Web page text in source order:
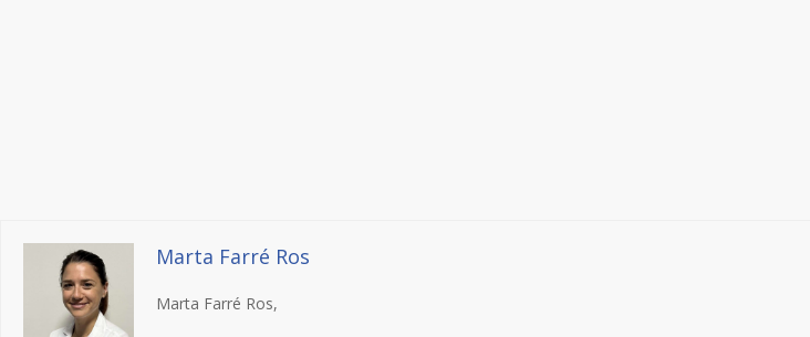
Marta Farré Ros
Marta Farré Ros,